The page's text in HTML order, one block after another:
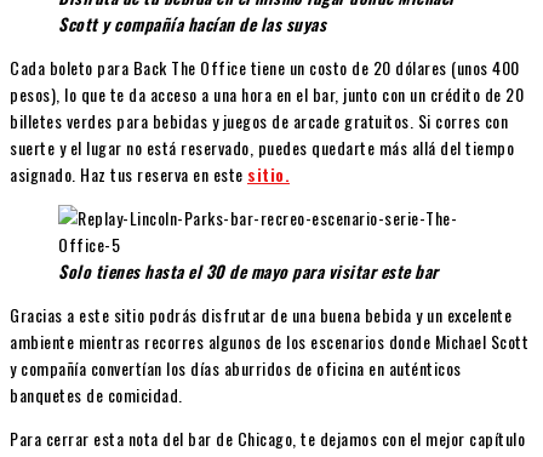
Scott y compañía hacían de las suyas
Cada boleto para Back The Office tiene un costo de 20 dólares (unos 400
pesos), lo que te da acceso a una hora en el bar, junto con un crédito de 20
billetes verdes para bebidas y juegos de arcade gratuitos. Si corres con
suerte y el lugar no está reservado, puedes quedarte más allá del tiempo
asignado. Haz tus reserva en este sitio.
Solo tienes hasta el 30 de mayo para visitar este bar
Gracias a este sitio podrás disfrutar de una buena bebida y un excelente
ambiente mientras recorres algunos de los escenarios donde Michael Scott
y compañía convertían los días aburridos de oficina en auténticos
banquetes de comicidad.
Para cerrar esta nota del bar de Chicago, te dejamos con el mejor capítulo